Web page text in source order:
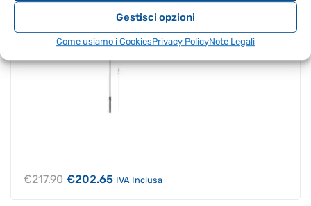
Gestisci opzioni
Come usiamo i CookiesPrivacy PolicyNote Legali
PROMO
€217.90 Il
€202.65IlIVA Inclusa